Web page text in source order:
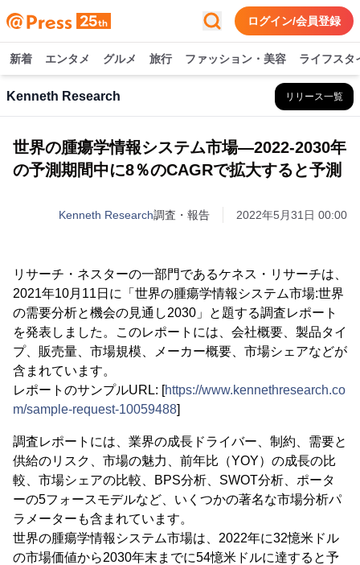
ログイン/会員登録
新着 エンタメ グルメ 旅行 ファッション・美容 ライフスタ
Kenneth Research リリース一覧
世界の腫瘍学情報システム市場―2022-2030年
の予測期間中に8％のCAGRで拡大すると予測
Kenneth Research調査・報告 2022年5月31日 00:00
リサーチ・ネスターの一部門であるケネス・リサーチは、
2021年10月11日に「世界の腫瘍学情報システム市場:世界
の需要分析と機会の見通し2030」と題する調査レポート
を発表しました。このレポートには、会社概要、製品タイ
プ、販売量、市場規模、メーカー概要、市場シェアなどが
含まれています。
レポートのサンプルURL: [https://www.kennethresearch.co
m/sample-request-10059488]
調査レポートには、業界の成長ドライバー、制約、需要と
供給のリスク、市場の魅力、前年比（YOY）の成長の比
較、市場シェアの比較、BPS分析、SWOT分析、ポータ
ーの5フォースモデルなど、いくつかの著名な市場分析パ
ラメーターも含まれています。
世界の腫瘍学情報システム市場は、2022年に32憶米ドル
の市場価値から2030年末までに54憶米ドルに達すると予